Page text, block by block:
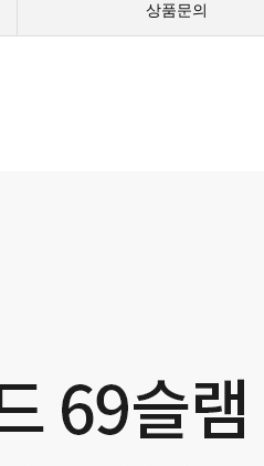
상품문의